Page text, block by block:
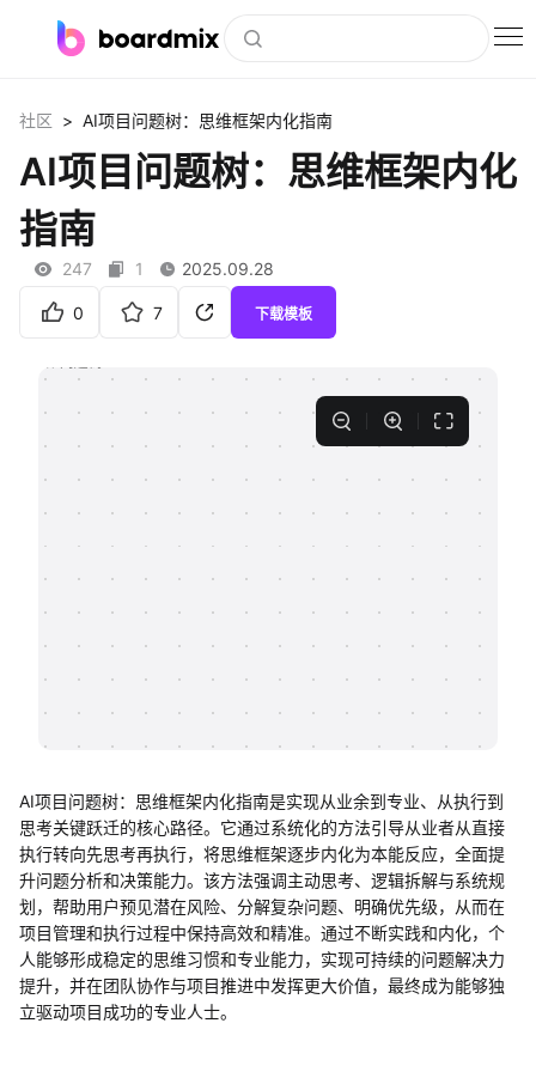
社区资源
会员
企业服务
客户案例
支持
社区 > AI项目问题树：思维框架内化指南
AI项目问题树：思维框架内化
指南
247 1 2025.09.28
0 7 下载模板
AI项目问题树：思维框架内化指南是实现从业余到专业、从执行到
思考关键跃迁的核心路径。它通过系统化的方法引导从业者从直接
执行转向先思考再执行，将思维框架逐步内化为本能反应，全面提
升问题分析和决策能力。该方法强调主动思考、逻辑拆解与系统规
划，帮助用户预见潜在风险、分解复杂问题、明确优先级，从而在
项目管理和执行过程中保持高效和精准。通过不断实践和内化，个
人能够形成稳定的思维习惯和专业能力，实现可持续的问题解决力
提升，并在团队协作与项目推进中发挥更大价值，最终成为能够独
立驱动项目成功的专业人士。